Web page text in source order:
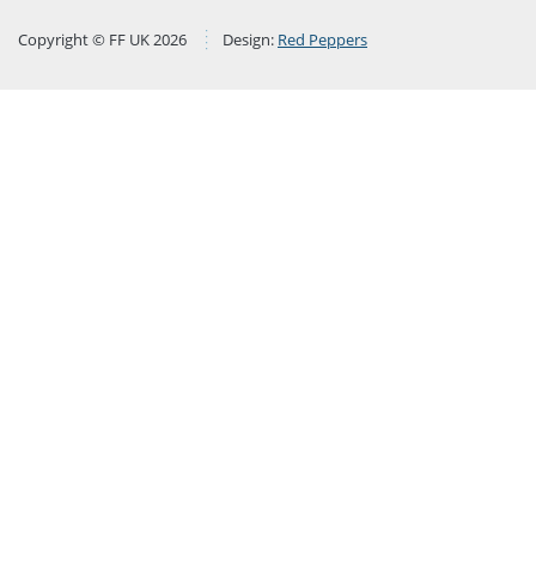
Copyright © FF UK 2026 Design: Red Peppers